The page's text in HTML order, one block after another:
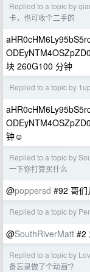
Replied to a topic by
卡，也可收个二手的
块 260G100 分钟
Replied to a topic by 1up
钟☺️
Replied to a topic by
一下你打算买什么
@poppersd #92 哥们
Replied to a topic by
@SouthRiverMatt #2
Replied to a topic by
备忘录做了个动画”？